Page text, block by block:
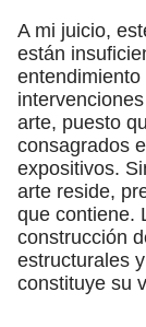
A mi juicio,
están
arte, puesto
consagrados
expositivos.
arte reside,
que contiene.
construcción
estructurales
constituye su